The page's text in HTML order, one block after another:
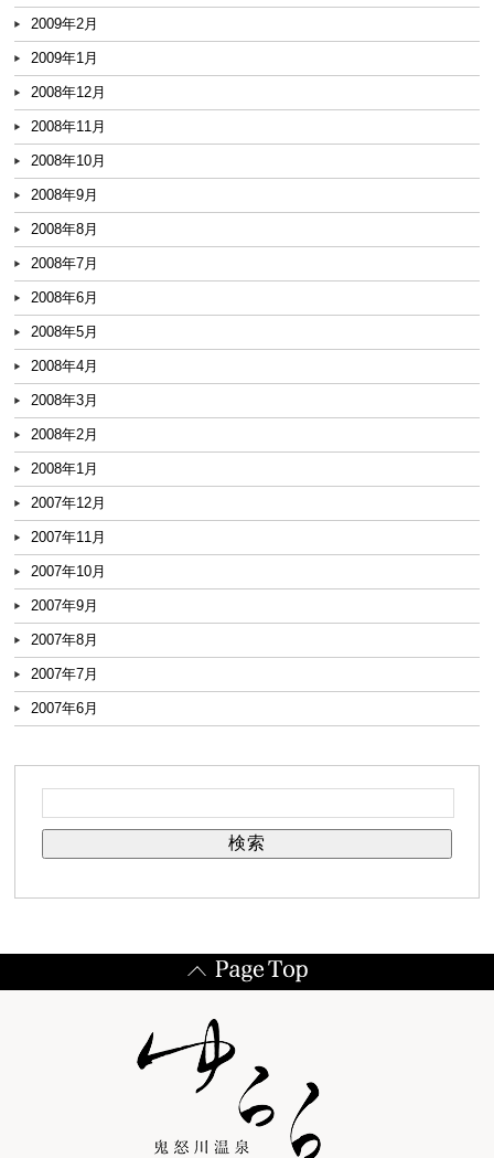
2009年2月
2009年1月
2008年12月
2008年11月
2008年10月
2008年9月
2008年8月
2008年7月
2008年6月
2008年5月
2008年4月
2008年3月
2008年2月
2008年1月
2007年12月
2007年11月
2007年10月
2007年9月
2007年8月
2007年7月
2007年6月